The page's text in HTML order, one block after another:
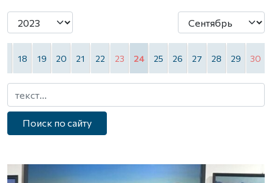
18 19 20 21 22 23 24 25 26 27 28 29 30
Поиск по сайту